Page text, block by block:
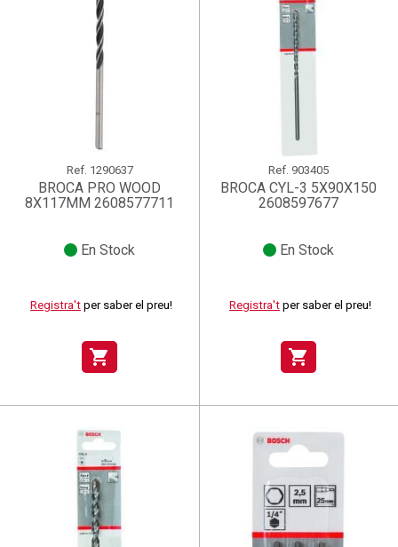
Ref. 1290637
BROCA PRO WOOD
8X117MM 2608577711
En Stock
Registra't per saber el preu!
shopping_cart
Ref. 903405
BROCA CYL-3 5X90X150
2608597677
En Stock
Registra't per saber el preu!
shopping_cart